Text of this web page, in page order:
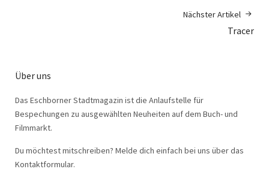
Nächster Artikel
Tracer
Über uns
Das Eschborner Stadtmagazin ist die Anlaufstelle für
Bespechungen zu ausgewählten Neuheiten auf dem Buch- und
Filmmarkt.
Du möchtest mitschreiben? Melde dich einfach bei uns über das
Kontaktformular.